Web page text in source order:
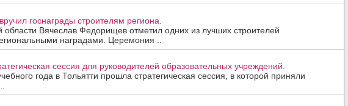
госнаграды строителям региона.
области Вячеслав Федорищев отметил одних из лучших строителей
наградами. Церемония ..
сессия для руководителей образовательных учреждений.
года в Тольятти прошла стратегическая сессия, в которой приняли